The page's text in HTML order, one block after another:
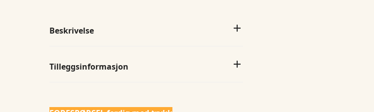
Beskrivelse
Tilleggsinformasjon